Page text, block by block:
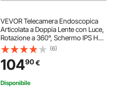
VEVOR Telecamera Endoscopica
Articolata a Doppia Lente con Luce,
Rotazione a 360°, Schermo IPS HD
da 5'', Funzione Schermo Diviso,
Zoom 8x, Cavo Impermeabile IP67
da 5 m, per Settore Auto e Idraulica
(6)
10490€
Disponibile